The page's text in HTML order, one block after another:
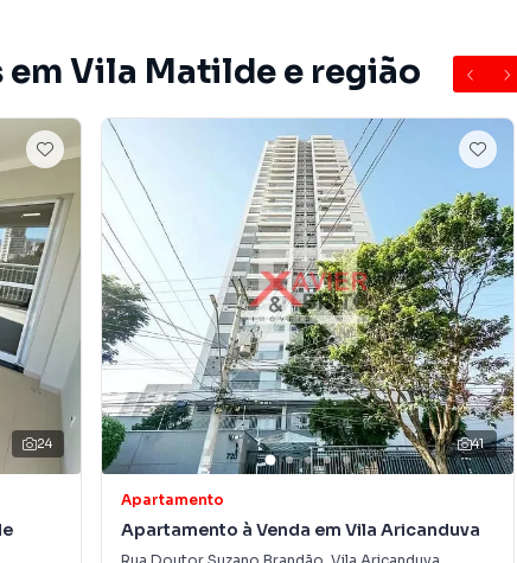
Vila Matilde e região
24 41
Apartamento
Apartamento à Venda em Vila Aricanduva